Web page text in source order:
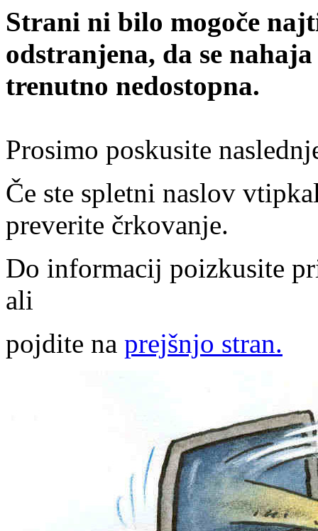
Strani ni bilo mogoče
odstranjena, da se
trenutno nedostopna.
Prosimo poskusite
Če ste spletni naslov
preverite črkovanje.
Do informacij poizkusite
ali
pojdite na prejšnjo stran.